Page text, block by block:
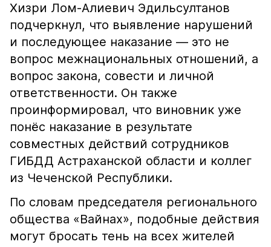
Хизри Лом-Алиевич Эдильсултанов
подчеркнул, что выявление нарушений
и последующее наказание — это не
вопрос межнациональных отношений, а
вопрос закона, совести и личной
ответственности. Он также
проинформировал, что виновник уже
понёс наказание в результате
совместных действий сотрудников
ГИБДД Астраханской области и коллег
из Чеченской Республики.
По словам председателя регионального
общества «Вайнах», подобные действия
могут бросать тень на всех жителей